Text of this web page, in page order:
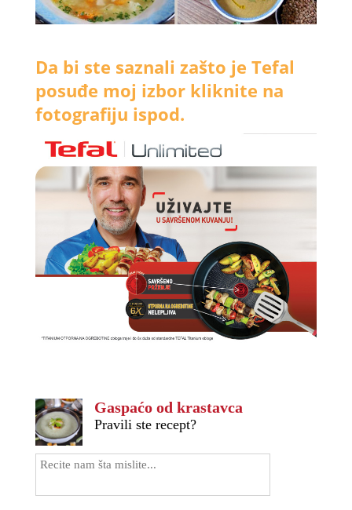
Da bi ste saznali zašto je Tefal
posuđe moj izbor kliknite na
fotografiju ispod.
Gaspaćo od krastavca
Pravili ste recept?